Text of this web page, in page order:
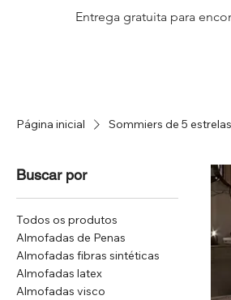
Entrega gratuita para
Página inicial Sommiers de 5 estrelas
Buscar por
Todos os produtos
Almofadas de Penas
Almofadas fibras sintéticas
Almofadas latex
Almofadas visco